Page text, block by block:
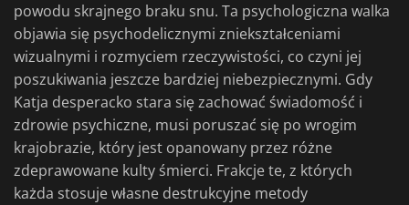
powodu skrajnego braku snu. Ta psychologiczna walka
objawia się psychodelicznymi zniekształceniami
wizualnymi i rozmyciem rzeczywistości, co czyni jej
poszukiwania jeszcze bardziej niebezpiecznymi. Gdy
Katja desperacko stara się zachować świadomość i
zdrowie psychiczne, musi poruszać się po wrogim
krajobrazie, który jest opanowany przez różne
zdeprawowane kulty śmierci. Frakcje te, z których
każda stosuje własne destrukcyjne metody